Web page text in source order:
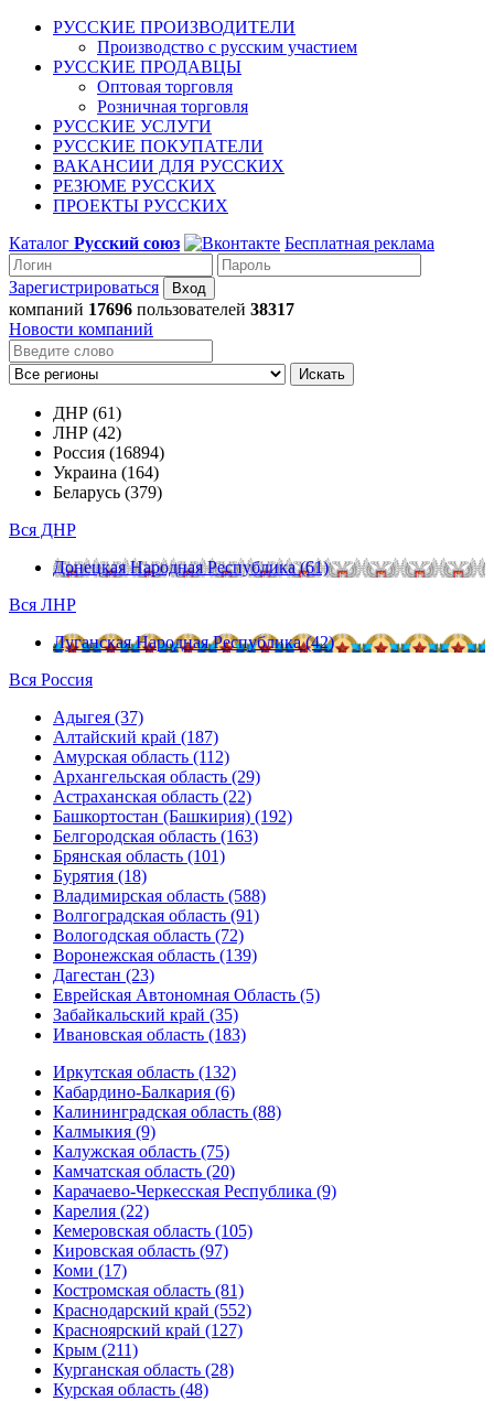
РУССКИЕ ПРОИЗВОДИТЕЛИ
Производство с русским участием
РУССКИЕ ПРОДАВЦЫ
Оптовая торговля
Розничная торговля
РУССКИЕ УСЛУГИ
РУССКИЕ ПОКУПАТЕЛИ
ВАКАНСИИ ДЛЯ РУССКИХ
РЕЗЮМЕ РУССКИХ
ПРОЕКТЫ РУССКИХ
Каталог Русский союз Бесплатная реклама
Зарегистрироваться
компаний 17696 пользователей 38317
Новости компаний
Искать
ДНР (61)
ЛНР (42)
Россия (16894)
Украина (164)
Беларусь (379)
Вся ДНР
Донецкая Народная Республика (61)
Вся ЛНР
Луганская Народная Республика (42)
Вся Россия
Адыгея (37)
Алтайский край (187)
Амурская область (112)
Архангельская область (29)
Астраханская область (22)
Башкортостан (Башкирия) (192)
Белгородская область (163)
Брянская область (101)
Бурятия (18)
Владимирская область (588)
Волгоградская область (91)
Вологодская область (72)
Воронежская область (139)
Дагестан (23)
Еврейская Автономная Область (5)
Забайкальский край (35)
Ивановская область (183)
Иркутская область (132)
Кабардино-Балкария (6)
Калининградская область (88)
Калмыкия (9)
Калужская область (75)
Камчатская область (20)
Карачаево-Черкесская Республика (9)
Карелия (22)
Кемеровская область (105)
Кировская область (97)
Коми (17)
Костромская область (81)
Краснодарский край (552)
Красноярский край (127)
Крым (211)
Курганская область (28)
Курская область (48)